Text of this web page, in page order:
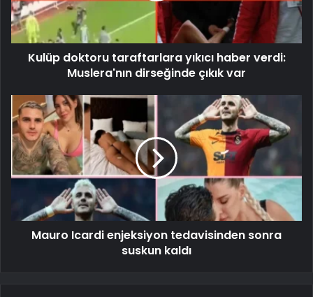
Kulüp doktoru taraftarlara yıkıcı haber verdi:
Muslera'nın dirseğinde çıkık var
Mauro Icardi enjeksiyon tedavisinden sonra
suskun kaldı